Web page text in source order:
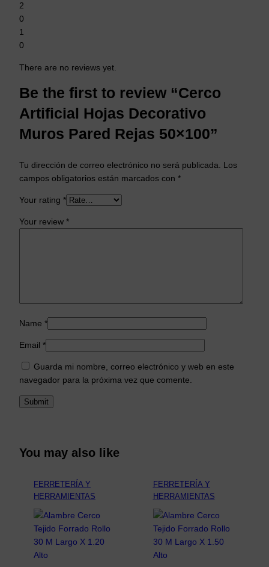
2
0
1
0
There are no reviews yet.
Be the first to review “Cerco
Artificial Hojas Decorativo
Muros Pared Rejas 50×100”
Tu dirección de correo electrónico no será publicada.
Los
campos obligatorios están marcados con *
Your rating *
Your review *
Name *
Email *
Guarda mi nombre, correo electrónico y web en este
navegador para la próxima vez que comente.
You may also like
FERRETERÍA Y
HERRAMIENTAS
FERRETERÍA Y
HERRAMIENTAS